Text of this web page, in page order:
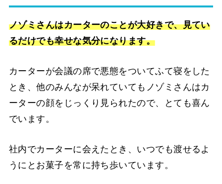
ノゾミさんはカーターのことが大好きで、見てい
るだけでも幸せな気分になります。
カーターが会議の席で悪態をついてふて寝をした
とき、他のみんなが呆れていてもノゾミさんはカ
ーターの顔をじっくり見られたので、とても喜ん
でいます。
社内でカーターに会えたとき、いつでも渡せるよ
うにとお菓子を常に持ち歩いています。